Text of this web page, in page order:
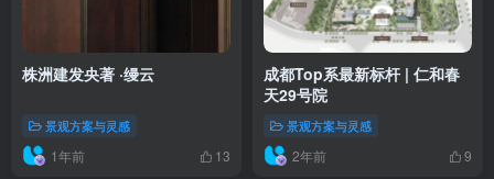
株洲建发央著 ·缦云
景观方案与灵感
1年前 13
成都Top系最新标杆 | 仁和春
天29号院
景观方案与灵感
2年前 9